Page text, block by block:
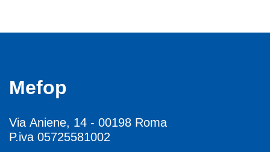
Mefop
Via Aniene, 14 - 00198 Roma
P.iva 05725581002